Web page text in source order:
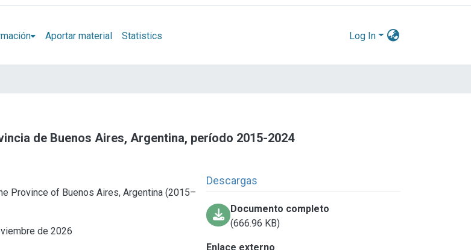
Aportar material Statistics Log In
de Buenos Aires, Argentina, período 2015-2024
Province of Buenos Aires, Argentina (2015–
de 2026
Descargas
Documento completo
(666.96 KB)
Enlace externo